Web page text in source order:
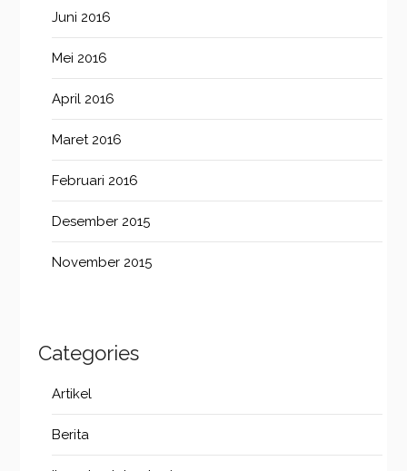
Juni 2016
Mei 2016
April 2016
Maret 2016
Februari 2016
Desember 2015
November 2015
Categories
Artikel
Berita